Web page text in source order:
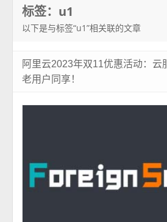
标签：u1
以下是与标签“u1”相关联的文章
阿里云2023年双11优惠活动：云
老用户同享！